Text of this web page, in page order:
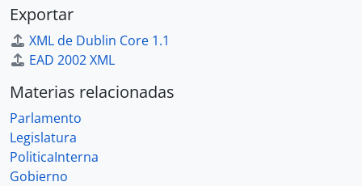
Exportar
XML de Dublin Core 1.1
EAD 2002 XML
Materias relacionadas
Parlamento
Legislatura
PoliticaInterna
Gobierno